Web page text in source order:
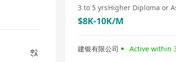
3 to 5 yrsHigher Diploma or
$8K-10K/M
建银有限公司 Active within